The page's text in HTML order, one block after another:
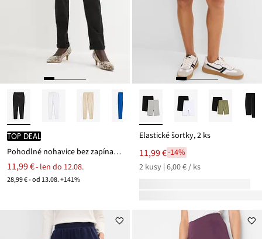
TOP DEAL
Pohodlné nohavice bez zapínania Punto di Roma
11,99 €- len do 12.08.
28,99 € - od 13.08. +141%
Elastické šortky, 2 ks
11,99 €-14%
2 kusy | 6,00 € / ks